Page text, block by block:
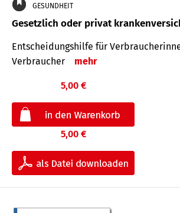
GESUNDHEIT
Gesetzlich oder privat
Entscheidungshilfe für
Verbraucher
mehr
5,00 €
5,00 €